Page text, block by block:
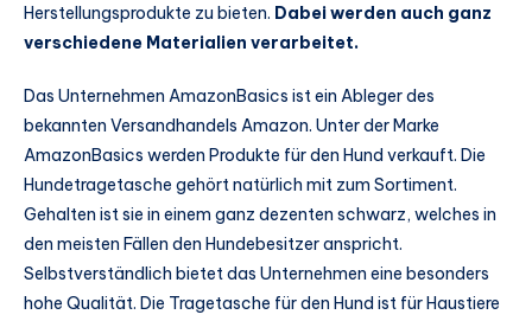
Herstellungsprodukte zu bieten. Dabei werden auch ganz
verschiedene Materialien verarbeitet.
Das Unternehmen AmazonBasics ist ein Ableger des
bekannten Versandhandels Amazon. Unter der Marke
AmazonBasics werden Produkte für den Hund verkauft. Die
Hundetragetasche gehört natürlich mit zum Sortiment.
Gehalten ist sie in einem ganz dezenten schwarz, welches in
den meisten Fällen den Hundebesitzer anspricht.
Selbstverständlich bietet das Unternehmen eine besonders
hohe Qualität. Die Tragetasche für den Hund ist für Haustiere